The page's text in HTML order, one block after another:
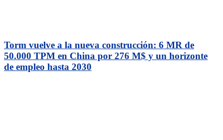
Torm vuelve a la nueva construcción: 6 MR de
50.000 TPM en China por 276 M$ y un horizonte
de empleo hasta 2030